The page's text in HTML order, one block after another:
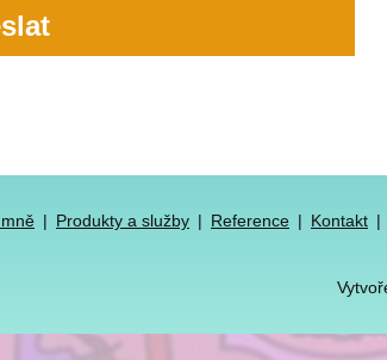
Produkty a služby Reference Kontakt